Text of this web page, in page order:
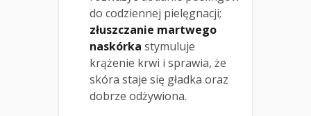
do codziennej pielęgnacji;
złuszczanie martwego
naskórka stymuluje
krążenie krwi i sprawia, że
skóra staje się gładka oraz
dobrze odżywiona.